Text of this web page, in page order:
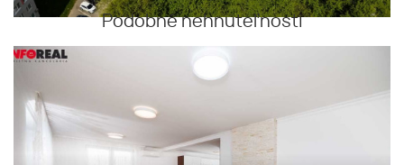
Podobné nehnuteľnosti